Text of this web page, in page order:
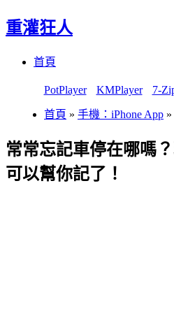
重灌狂人
首頁
PotPlayer KMPlayer 7-
首頁 » 手機：iPhone App »
常常忘記車停在哪嗎
可以幫你記了！